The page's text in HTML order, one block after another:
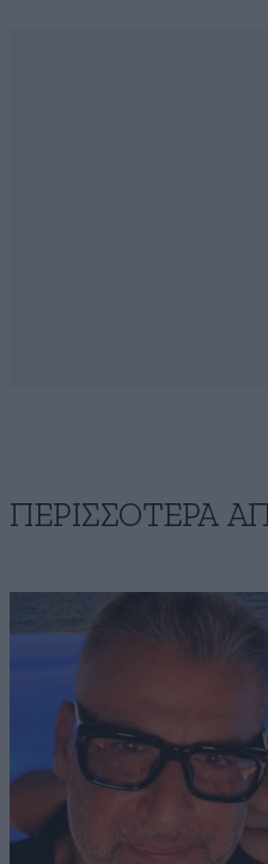
ΠΕΡΙΣΣΟΤΕΡΑ